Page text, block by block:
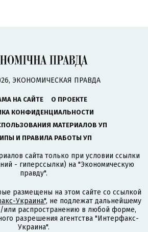
ЭКОНОМИЧЕСКАЯ ПРАВДА
НА САЙТЕ
О ПРОЕКТЕ
КОНФИДЕНЦИАЛЬНОСТИ
МАТЕРИАЛОВ УП
И ПРАВИЛА РАБОТЫ УП
сайта только при условии ссылки
- гиперссылки) на "Экономическую
правду".
размещены на этом сайте со ссылкой
Украина", не подлежат дальнейшему
или распространению в любой форме,
разрешения агентства "Интерфакс-
Украина".